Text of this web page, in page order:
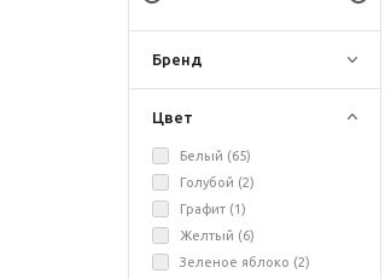
Бренд
Цвет
Белый (65)
Голубой (2)
Графит (1)
Желтый (6)
Зеленое яблоко (2)